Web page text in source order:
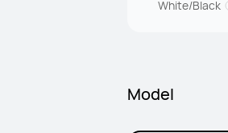
White/Black
Model